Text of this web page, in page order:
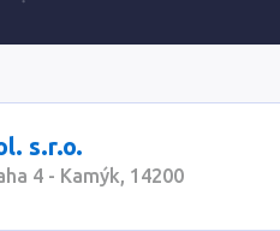
s.r.o.
4 - Kamýk, 14200